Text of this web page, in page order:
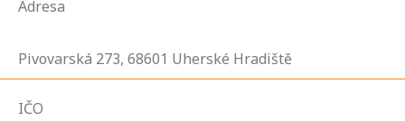
Adresa
Pivovarská 273, 68601 Uherské Hradiště
IČO